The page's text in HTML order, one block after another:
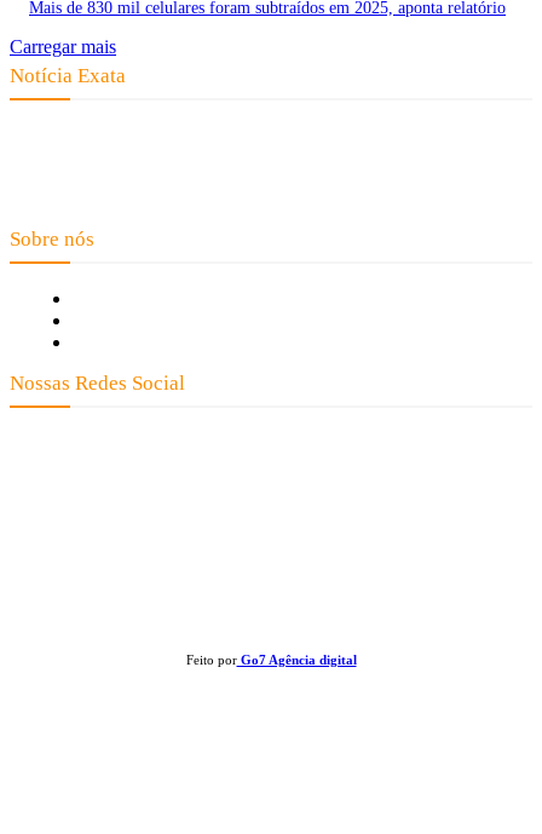
Mais de 830 mil celulares foram subtraídos em 2025, aponta relatório
Carregar mais
Notícia Exata
Sobre nós
Nossas Redes Social
Feito porGo7 Agência digital